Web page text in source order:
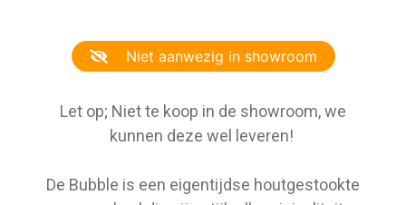
Niet aanwezig in showroom
Let op; Niet te koop in de showroom, we
kunnen deze wel leveren!
De Bubble is een eigentijdse houtgestookte